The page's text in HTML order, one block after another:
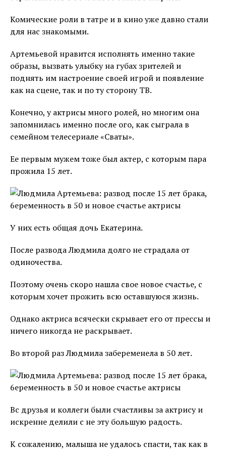
Комические роли в татре и в кино уже давно стали
для нас знакомыми.
Артемьевой нравится исполнять именно такие
образы, вызвать улыбку на губах зрителей и
поднять им настроение своей игрой и появление
как на сцене, так и по ту сторону ТВ.
Конечно, у актрисы много ролей, но многим она
запомнилась именно после ого, как сыграла в
семейном телесериале «Сваты».
Ее первым мужем тоже был актер, с которым пара
прожила 15 лет.
У них есть общая дочь Екатерина.
После развода Людмила долго не страдала от
одиночества.
Поэтому очень скоро нашла свое новое счастье, с
которым хочет прожить всю оставшуюся жизнь.
Однако актриса всячески скрывает его от прессы и
ничего никогда не раскрывает.
Во второй раз Людмила забеременела в 50 лет.
Вс друзья и коллеги были счастливы за актрису и
искренне делили с не эту большую радость.
К сожалению, малыша не удалось спасти, так как в